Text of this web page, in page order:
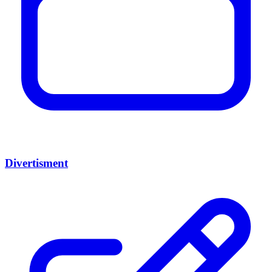
Divertisment